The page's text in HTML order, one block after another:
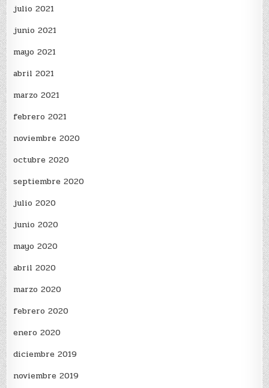
julio 2021
junio 2021
mayo 2021
abril 2021
marzo 2021
febrero 2021
noviembre 2020
octubre 2020
septiembre 2020
julio 2020
junio 2020
mayo 2020
abril 2020
marzo 2020
febrero 2020
enero 2020
diciembre 2019
noviembre 2019